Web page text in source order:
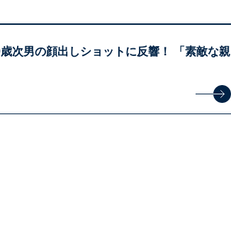
次男の顔出しショットに反響！ 「素敵な親